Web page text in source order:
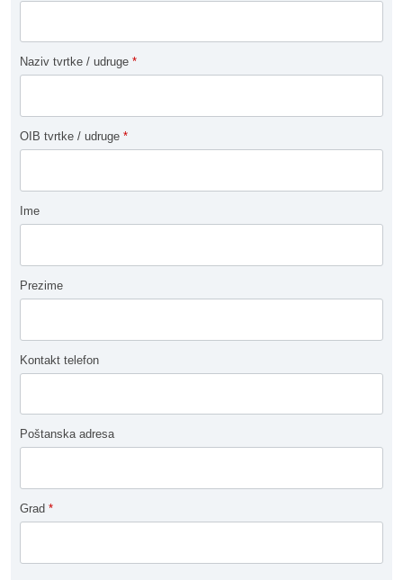
Naziv tvrtke / udruge *
OIB tvrtke / udruge *
Ime
Prezime
Kontakt telefon
Poštanska adresa
Grad *